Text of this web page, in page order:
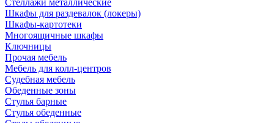
Стеллажи металлические
Шкафы для раздевалок (локеры)
Шкафы-картотеки
Многоящичные шкафы
Ключницы
Прочая мебель
Мебель для колл-центров
Судебная мебель
Обеденные зоны
Стулья барные
Стулья обеденные